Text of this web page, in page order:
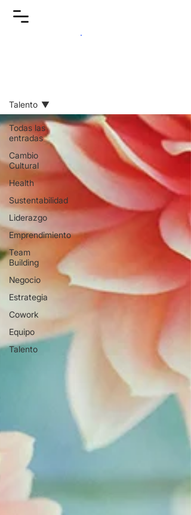
Todas las
entradas
Cambio
Cultural
Health
Sustentabilidad
Liderazgo
Emprendimiento
Team
Building
Negocio
Estrategia
Cowork
Equipo
Talento
Talento